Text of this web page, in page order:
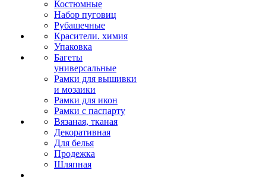
Костюмные
Набор пуговиц
Рубашечные
Красители. химия
Упаковка
Багеты
универсальные
Рамки для вышивки
и мозаики
Рамки для икон
Рамки с паспарту
Вязаная, тканая
Декоративная
Для белья
Продежка
Шляпная